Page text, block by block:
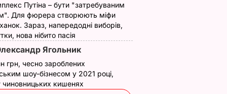
Путіна – бути "затребуваним
Для фюрера створюють міфи
Зараз, напередодні виборів,
нова нібито пасія
Ягольник
грн, чесно зароблених
шоу-бізнесом у 2021 році,
чиновницьких кишенях